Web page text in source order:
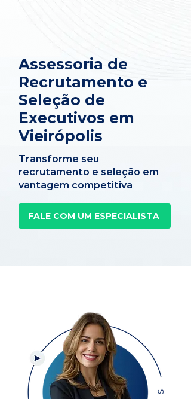
Assessoria de
Recrutamento e
Seleção de
Executivos em
Vieirópolis
Transforme seu
recrutamento e seleção em
vantagem competitiva
FALE COM UM ESPECIALISTA